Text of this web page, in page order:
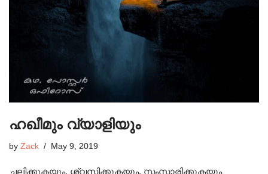
ഹഖീമും വ്യാളിയും
by Zack May 9, 2019
ചലിക്കുകയും, ശ്വസിക്കുകയും, സംസാരിക്കുകയും